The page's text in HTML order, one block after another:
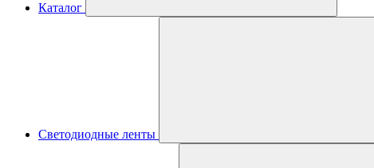
Каталог
Светодиодные ленты